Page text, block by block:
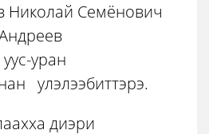
Николай Семёнович
уран
улэлээбиттэрэ.
диэри